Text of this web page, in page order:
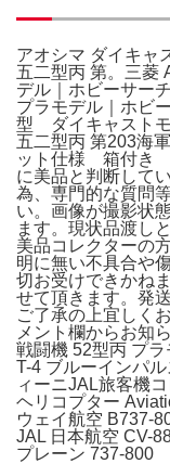
アオシマ ダイキャ
五二型丙 第。三菱
デル｜ホビーサー
プラモデル｜ホビ
型 ダイキャスト
五二型丙 第203海
ット仕様 箱付き
に美品と判断して
為、専門的な質問
い。画像が撮影状
ます。現状品渡し
美品コレクターの
明に無い不具合や
切お受けできかね
せて頂きます。発
ご了承の上宜しく
メント欄からお知
戦闘機 52型丙 プ
T-4 ブルーインパ
ィーニJAL旅客機
ヘリコプター
ウェイ航空 B737-
JAL 日本航空 CV-
プレーン 737-800